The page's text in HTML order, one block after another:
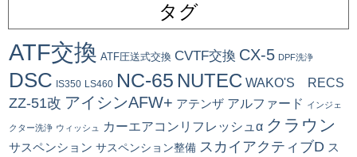
タグ
ATF交換 ATF圧送式交換 CVTF交換 CX-5 DPF洗浄
DSC IS350 LS460 NC-65 NUTEC WAKO'S RECS
ZZ-51改 アイシンAFW+ アテンザ アルファード インジェ
クター洗浄 ウィッシュ カーエアコンリフレッシュα クラウン
サスペンション サスペンション整備 スカイアクティブD ス